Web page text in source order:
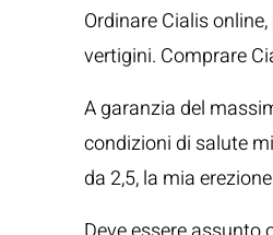
Ordinare Cialis
vertigini. Comprare
A garanzia del
condizioni di salute
da 2,5, la mia